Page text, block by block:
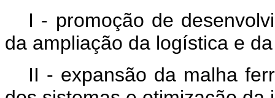
I - promoção de
da ampliação da logística e
II - expansão da malha